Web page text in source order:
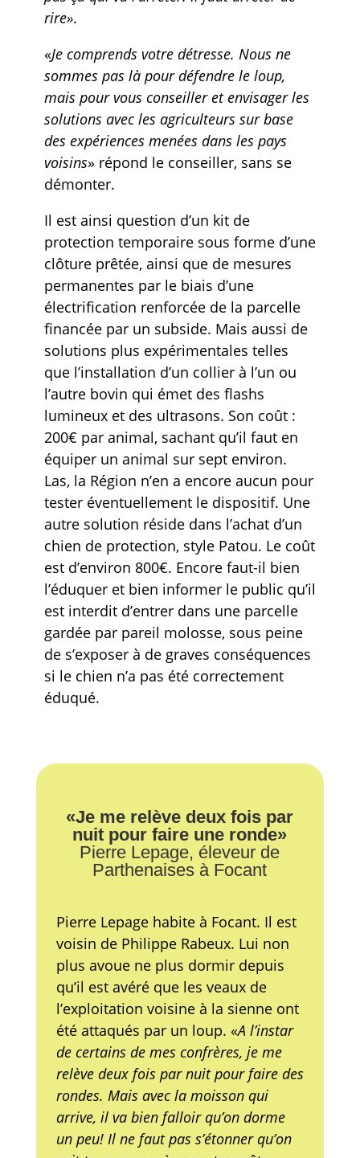
rire».
«Je comprends votre détresse. Nous ne
sommes pas là pour défendre le loup,
mais pour vous conseiller et envisager les
solutions avec les agriculteurs sur base
des expériences menées dans les pays
voisins» répond le conseiller, sans se
démonter.
Il est ainsi question d’un kit de
protection temporaire sous forme d’une
clôture prêtée, ainsi que de mesures
permanentes par le biais d’une
électrification renforcée de la parcelle
financée par un subside. Mais aussi de
solutions plus expérimentales telles
que l’installation d’un collier à l’un ou
l’autre bovin qui émet des flashs
lumineux et des ultrasons. Son coût :
200€ par animal, sachant qu’il faut en
équiper un animal sur sept environ.
Las, la Région n’en a encore aucun pour
tester éventuellement le dispositif. Une
autre solution réside dans l’achat d’un
chien de protection, style Patou. Le coût
est d’environ 800€. Encore faut-il bien
l’éduquer et bien informer le public qu’il
est interdit d’entrer dans une parcelle
gardée par pareil molosse, sous peine
de s’exposer à de graves conséquences
si le chien n’a pas été correctement
éduqué.
«Je me relève deux fois par
nuit pour faire une ronde»
Pierre Lepage, éleveur de
Parthenaises à Focant
Pierre Lepage habite à Focant. Il est
voisin de Philippe Rabeux. Lui non
plus avoue ne plus dormir depuis
qu’il est avéré que les veaux de
l’exploitation voisine à la sienne ont
été attaqués par un loup. «A l’instar
de certains de mes confrères, je me
relève deux fois par nuit pour faire des
rondes. Mais avec la moisson qui
arrive, il va bien falloir qu’on dorme
un peu! Il ne faut pas s’étonner qu’on